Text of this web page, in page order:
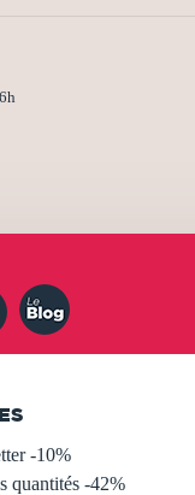
-10%
quantités -42%